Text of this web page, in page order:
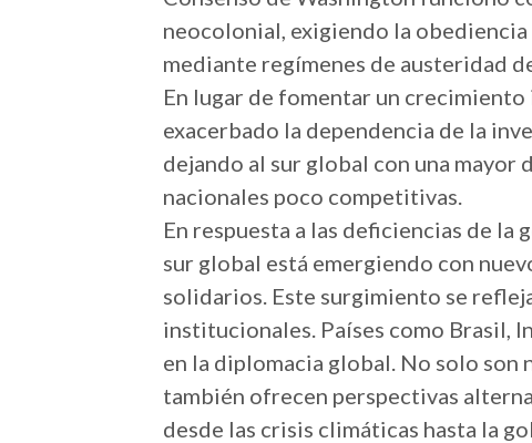
neocolonial, exigiendo la
mediante regímenes de austeridad
En lugar de fomentar un crecimiento
exacerbado la dependencia de la
dejando al sur global con una mayor
nacionales poco competitivas.
En respuesta a las deficiencias de la
sur global está emergiendo con
solidarios. Este surgimiento se
institucionales. Países como Brasil,
en la diplomacia global. No solo son
también ofrecen perspectivas
desde las crisis climáticas hasta la